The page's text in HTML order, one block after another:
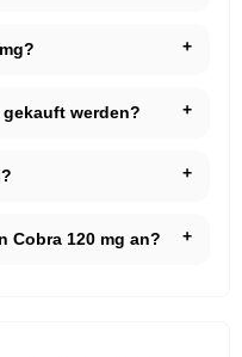
werden?
Cobra 120 mg an?